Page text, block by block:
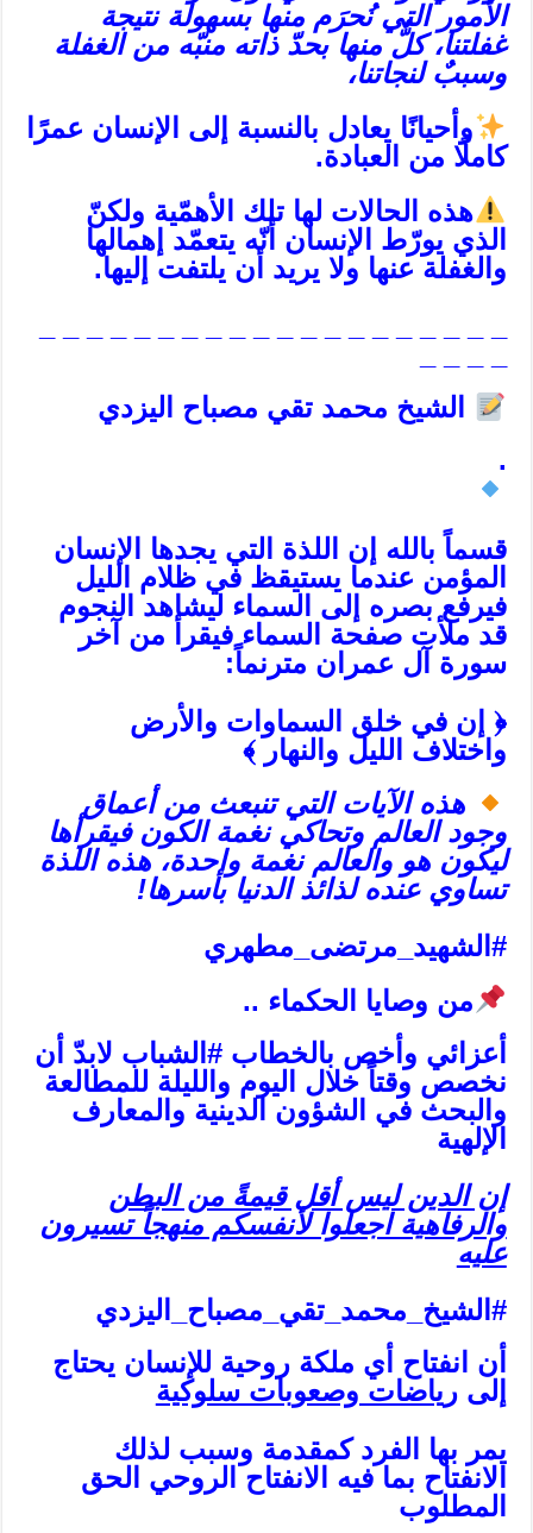
الأمور التي نُحرَم منها بسهولة نتيجة
غفلتنا، كلٌّ منها بحدّ ذاته منبّه من الغفلة
وسببٌ لنجاتنا،
وأحيانًا يعادل بالنسبة إلى الإنسان عمرًا
كاملًا من العبادة.
هذه الحالات لها تلك الأهمّية ولكنّ
الذي يورّط الإنسان أنّه يتعمّد إهمالها
والغفلة عنها ولا يريد أن يلتفت إليها.
الشيخ محمد تقي مصباح اليزدي
.
قسماً بالله إن اللذة التي يجدها الإنسان
المؤمن عندما يستيقظ في ظلام الليل
فيرفع بصره إلى السماء ليشاهد النجوم
قد ملأت صفحة السماء فيقرأ من آخر
سورة آل عمران مترنماً:
﴿ إن في خلق السماوات والأرض
واختلاف الليل والنهار ﴾
هذه الآيات التي تنبعث من أعماق
وجود العالم وتحاكي نغمة الكون فيقرأها
ليكون هو والعالم نغمة واحدة، هذه اللذة
تساوي عنده لذائذ الدنيا بأسرها!
#الشهيد_مرتضى_مطهري
من وصايا الحكماء ..
أعزائي وأخص بالخطاب #الشباب لابدّ أن
نخصص وقتاً خلال اليوم والليلة للمطالعة
والبحث في الشؤون الدينية والمعارف
الإلهية
إن الدين ليس أقل قيمةً من البطن
والرفاهية اجعلوا لأنفسكم منهجاً تسيرون
عليه
#الشيخ_محمد_تقي_مصباح_اليزدي
أن انفتاح أي ملكة روحية للإنسان يحتاج
إلىرياضات وصعوبات سلوكية
يمر بها الفرد كمقدمة وسبب لذلك
الانفتاح بما فيه الانفتاح الروحي الحق
المطلوب